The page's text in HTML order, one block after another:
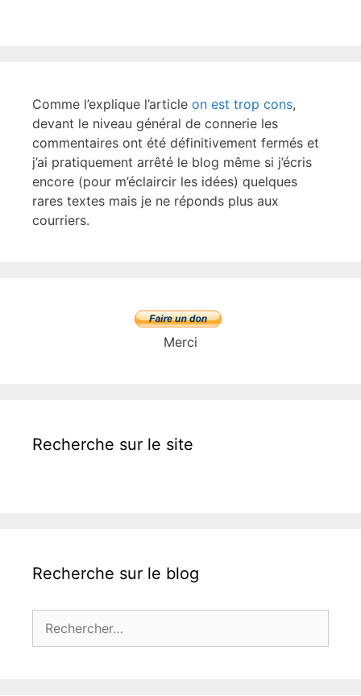
Comme l’explique l’article on est trop cons,
devant le niveau général de connerie les
commentaires ont été définitivement fermés et
j’ai pratiquement arrêté le blog même si j’écris
encore (pour m’éclaircir les idées) quelques
rares textes mais je ne réponds plus aux
courriers.
Merci
Recherche sur le site
Recherche sur le blog